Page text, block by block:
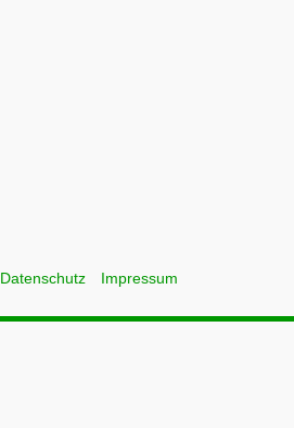
Datenschutz Impressum